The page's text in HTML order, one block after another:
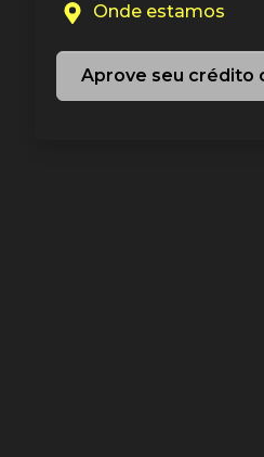
Onde estamos
Aprove seu crédito